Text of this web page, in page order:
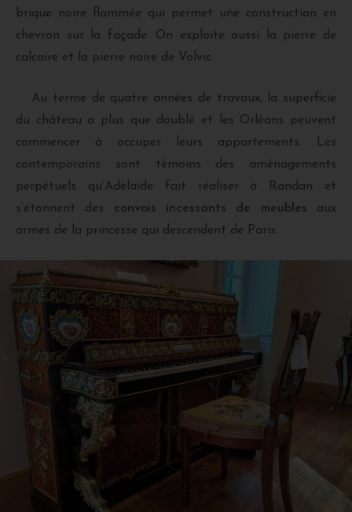
brique noire flammée qui permet une construction en
chevron sur la façade. On exploite aussi la pierre de
calcaire et la pierre noire de Volvic.
Au terme de quatre années de travaux, la superficie
du château a plus que doublé et les Orléans peuvent
commencer à occuper leurs appartements. Les
contemporains sont témoins des aménagements
perpétuels qu’Adélaïde fait réaliser à Randan et
s’étonnent des convois incessants de meubles aux
armes de la princesse qui descendent de Paris.